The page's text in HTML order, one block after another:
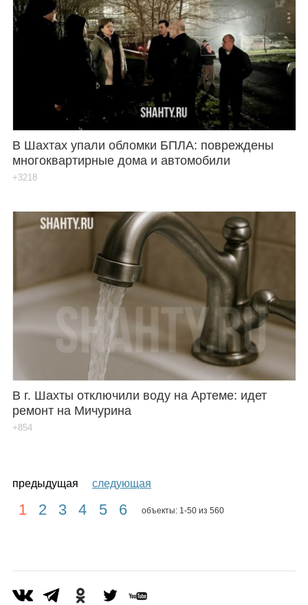
В Шахтах упали обломки БПЛА: повреждены
многоквартирные дома и автомобили
+3218
В г. Шахты отключили воду на Артеме: идет
ремонт на Мичурина
+854
предыдущая следующая
1 2 3 4 5 6 объекты: 1-50 из 560